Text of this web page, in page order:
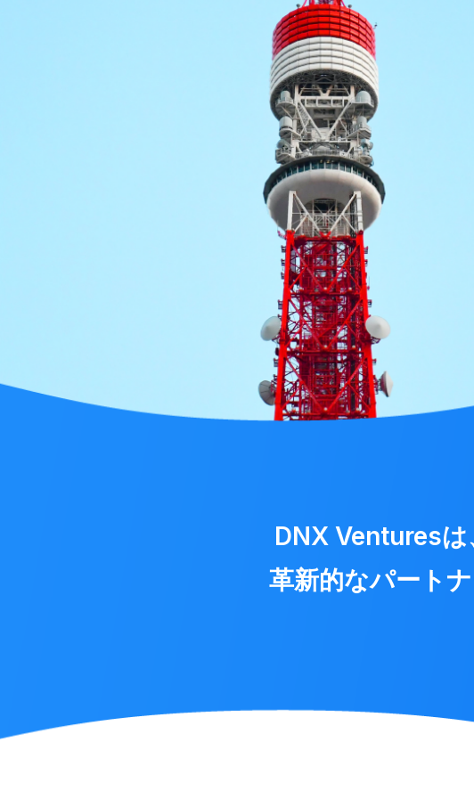
For B2B Startups in Japan
DNX Venturesは
革新的なパート